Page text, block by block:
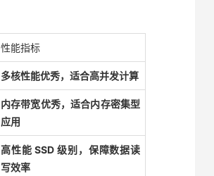
性能指标
多核性能优秀，适合高并发计算
内存带宽优秀，适合内存密集型
应用
高性能 SSD 级别，保障数据读
写效率